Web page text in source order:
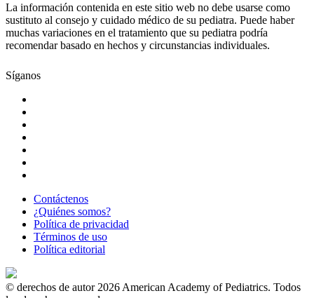
La información contenida en este sitio web no debe usarse como
sustituto al consejo y cuidado médico de su pediatra. Puede haber
muchas variaciones en el tratamiento que su pediatra podría
recomendar basado en hechos y circunstancias individuales.
Síganos
Contáctenos
¿Quiénes somos?
Política de privacidad
Términos de uso
Política editorial
© derechos de autor 2026 American Academy of Pediatrics. Todos